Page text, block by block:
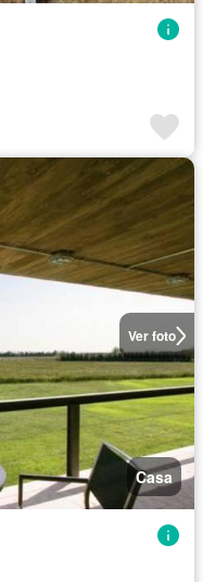
Ver foto
Casa